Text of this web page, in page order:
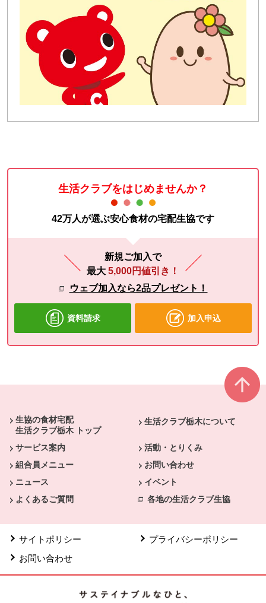
生活クラブをはじめませんか？
42万人が選ぶ安心食材の宅配生協です
新規ご加入で
最大 5,000円値引き！
ウェブ加入なら2品プレゼント！
資料請求 加入申込
生協の食材宅配
生活クラブ栃木 トップ
生活クラブ栃木について
サービス案内
活動・とりくみ
組合員メニュー
お問い合わせ
ニュース
イベント
よくあるご質問
各地の生活クラブ生協
サイトポリシー
プライバシーポリシー
お問い合わせ